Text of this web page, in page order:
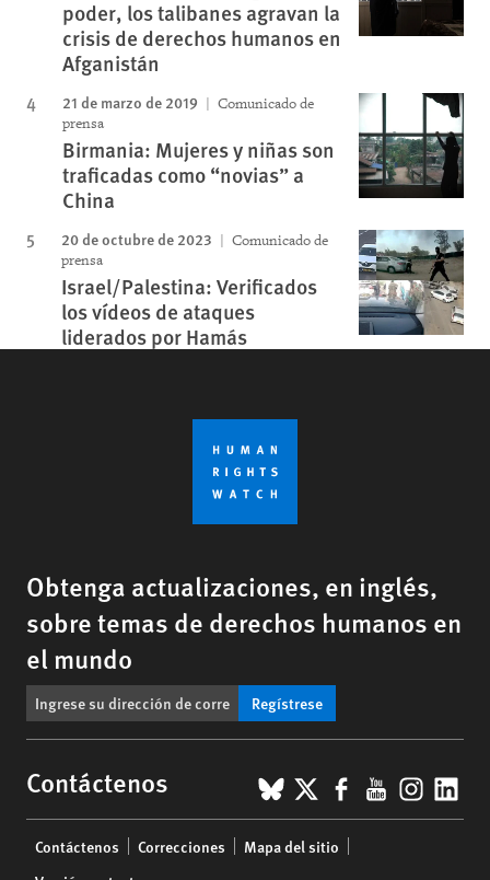
poder, los talibanes agravan la
crisis de derechos humanos en
Afganistán
21 de marzo de 2019
Comunicado de
prensa
Birmania: Mujeres y niñas son
traficadas como “novias” a
China
20 de octubre de 2023
Comunicado de
prensa
Israel/Palestina: Verificados
los vídeos de ataques
liderados por Hamás
Obtenga actualizaciones, en inglés,
sobre temas de derechos humanos en
el mundo
Regístrese
Contáctenos BlueSky
X Facebook
YouTube
menu
Contáctenos Correcciones
Mapa del sitio